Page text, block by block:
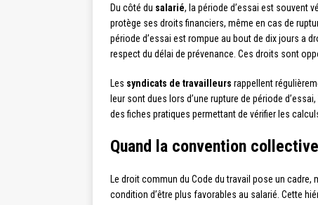
Du côté du salarié, la période d’essai est souvent
protège ses droits financiers, même en cas de
période d’essai est rompue au bout de dix jours a
respect du délai de prévenance. Ces droits sont
Les syndicats de travailleurs rappellent
leur sont dues lors d’une rupture de période
des fiches pratiques permettant de vérifier les
Quand la convention
Le droit commun du Code du travail pose un cadre,
condition d’être plus favorables au salarié. Cette